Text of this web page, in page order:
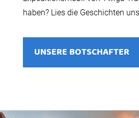
haben? Lies die Geschichten
UNSERE BOTSCHAFTER